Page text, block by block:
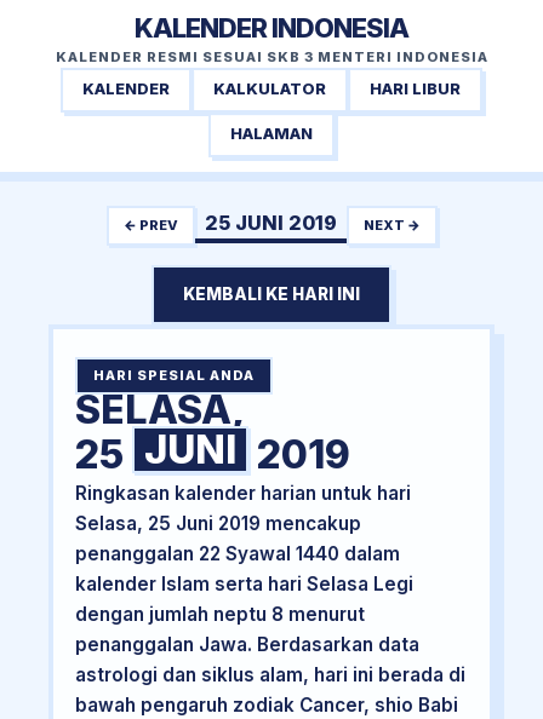
KALENDER INDONESIA
KALENDER RESMI SESUAI SKB 3 MENTERI INDONESIA
KALENDER KALKULATOR HARI LIBUR
HALAMAN
← PREV 25 JUNI 2019 NEXT →
KEMBALI KE HARI INI
HARI SPESIAL ANDA
SELASA,
25 JUNI 2019
Ringkasan kalender harian untuk hari
Selasa, 25 Juni 2019 mencakup
penanggalan 22 Syawal 1440 dalam
kalender Islam serta hari Selasa Legi
dengan jumlah neptu 8 menurut
penanggalan Jawa. Berdasarkan data
astrologi dan siklus alam, hari ini berada di
bawah pengaruh zodiak Cancer, shio Babi